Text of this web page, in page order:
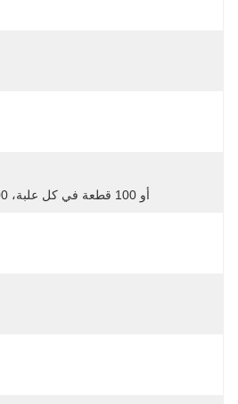
50 أو 100 قطعة في كل علبة، 2000 قطعة في الكرتون